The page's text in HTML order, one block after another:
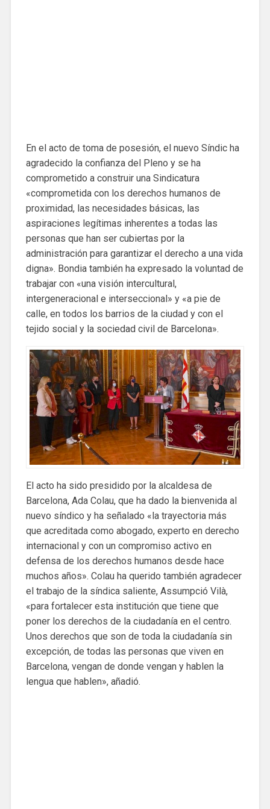
En el acto de toma de posesión, el nuevo Síndic ha
agradecido la confianza del Pleno y se ha
comprometido a construir una Sindicatura
«comprometida con los derechos humanos de
proximidad, las necesidades básicas, las
aspiraciones legítimas inherentes a todas las
personas que han ser cubiertas por la
administración para garantizar el derecho a una vida
digna». Bondia también ha expresado la voluntad de
trabajar con «una visión intercultural,
intergeneracional e interseccional» y «a pie de
calle, en todos los barrios de la ciudad y con el
tejido social y la sociedad civil de Barcelona».
El acto ha sido presidido por la alcaldesa de
Barcelona, ​​Ada Colau, que ha dado la bienvenida al
nuevo síndico y ha señalado «la trayectoria más
que acreditada como abogado, experto en derecho
internacional y con un compromiso activo en
defensa de los derechos humanos desde hace
muchos años». Colau ha querido también agradecer
el trabajo de la síndica saliente, Assumpció Vilà,
«para fortalecer esta institución que tiene que
poner los derechos de la ciudadanía en el centro.
Unos derechos que son de toda la ciudadanía sin
excepción, de todas las personas que viven en
Barcelona, ​​vengan de donde vengan y hablen la
lengua que hablen», añadió.